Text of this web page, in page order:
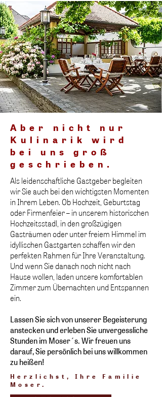
Aber nicht nur
Kulinarik wird
bei uns groß
geschrieben.
Als leidenschaftliche Gastgeber begleiten
wir Sie auch bei den wichtigsten Momenten
in Ihrem Leben. Ob Hochzeit, Geburtstag
oder Firmenfeier – in unserem historischen
Hochzeitsstadl, in den großzügigen
Gasträumen oder unter freiem Himmel im
idyllischen Gastgarten schaffen wir den
perfekten Rahmen für Ihre Veranstaltung.
Und wenn Sie danach noch nicht nach
Hause wollen, laden unsere komfortablen
Zimmer zum Übernachten und Entspannen
ein.
Lassen Sie sich von unserer Begeisterung
anstecken und erleben Sie unvergessliche
Stunden im Moser´s. Wir freuen uns
darauf, Sie persönlich bei uns willkommen
zu heißen!
Herzlichst, Ihre Familie
Moser.